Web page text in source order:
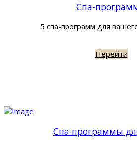
Спа-
5 спа-программ для
Перейти
Спа-программы